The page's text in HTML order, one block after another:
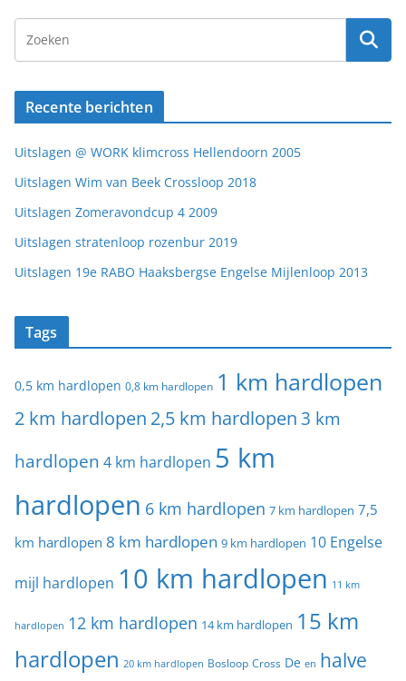
Recente berichten
Uitslagen @ WORK klimcross Hellendoorn 2005
Uitslagen Wim van Beek Crossloop 2018
Uitslagen Zomeravondcup 4 2009
Uitslagen stratenloop rozenbur 2019
Uitslagen 19e RABO Haaksbergse Engelse Mijlenloop 2013
Tags
0,5 km hardlopen 0,8 km hardlopen 1 km hardlopen
2 km hardlopen 2,5 km hardlopen 3 km
hardlopen 4 km hardlopen 5 km
hardlopen 6 km hardlopen 7 km hardlopen 7,5
km hardlopen 8 km hardlopen 9 km hardlopen 10 Engelse
mijl hardlopen 10 km hardlopen 11 km
hardlopen 12 km hardlopen 14 km hardlopen 15 km
hardlopen 20 km hardlopen Bosloop Cross De en halve